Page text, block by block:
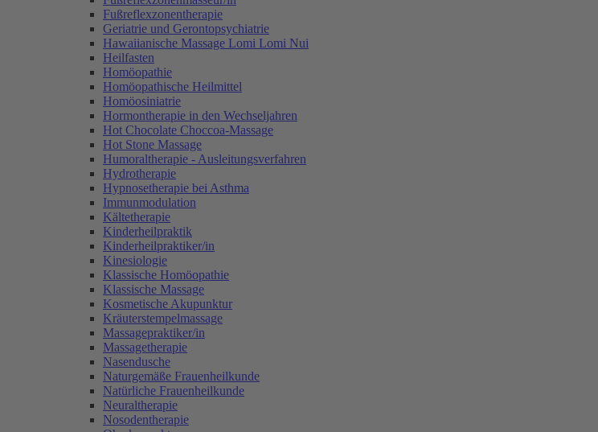
Fußreflexzonentherapie
Geriatrie und Gerontopsychiatrie
Hawaiianische Massage Lomi Lomi Nui
Heilfasten
Homöopathie
Homöopathische Heilmittel
Homöosiniatrie
Hormontherapie in den Wechseljahren
Hot Chocolate Choccoa-Massage
Hot Stone Massage
Humoraltherapie - Ausleitungsverfahren
Hydrotherapie
Hypnosetherapie bei Asthma
Immunmodulation
Kältetherapie
Kinderheilpraktik
Kinderheilpraktiker/in
Kinesiologie
Klassische Homöopathie
Klassische Massage
Kosmetische Akupunktur
Kräuterstempelmassage
Massagepraktiker/in
Massagetherapie
Nasendusche
Naturgemäße Frauenheilkunde
Natürliche Frauenheilkunde
Neuraltherapie
Nosodentherapie